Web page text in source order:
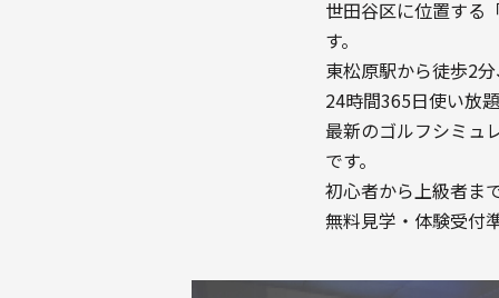
世田谷区に位置する
す。
東松原駅から徒歩2
24時間365日使い放
最新のゴルフシミュ
です。
初心者から上級者ま
無料見学・体験受付